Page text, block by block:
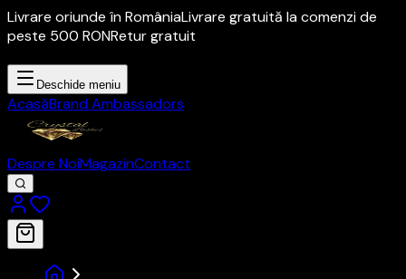
Livrare oriunde în RomâniaLivrare gratuită la comenzi de
peste 500 RONRetur gratuit
Deschide meniu
AcasăBrand Ambassadors
Despre NoiMagazinContact